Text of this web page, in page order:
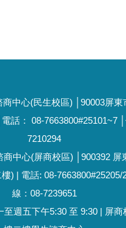
中心(民生校區) │90003屏東
話： 08-7663800#25101~7
7210294
商中心(屏商校區) │900392 屏
) | 電話: 08-7663800#25205/
線：08-7239651
至週五下午5:30 至 9:30 | 屏商